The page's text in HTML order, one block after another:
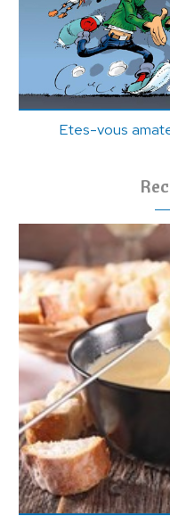
Etes-vous